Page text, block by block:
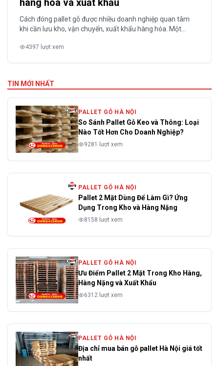
hàng hóa và xuất khẩu
Cách đóng pallet gỗ được nhiều doanh nghiệp quan tâm
khi cần lưu kho, vận chuyển, xuất khẩu hàng hóa. Một
an toàn, tối ưu chi phí vận chuyển, tăng hiệu quả bốc xếp và
4397 lượt xem
TIN MỚI NHẤT
PALLET GỖ HÀ NỘI
So Sánh Pallet Gỗ Keo và Thông: Loại
Nào Tốt Hơn Cho Doanh Nghiệp?
9281 lượt xem
PALLET GỖ HÀ NỘI
Pallet 2 Mặt Dùng Để Làm Gì? Ứng
Dụng Trong Kho và Hàng Nặng
8158 lượt xem
PALLET GỖ HÀ NỘI
Ưu Điểm Pallet 2 Mặt Trong Kho Hàng,
Hàng Nặng và Xuất Khẩu
6312 lượt xem
PALLET GỖ HÀ NỘI
Địa chỉ mua bán gỗ pallet Hà Nội giá tốt
nhất